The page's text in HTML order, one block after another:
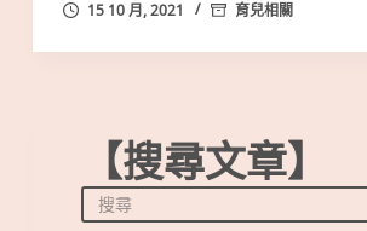
15 10 月, 2021 育兒相關
【搜尋文章】